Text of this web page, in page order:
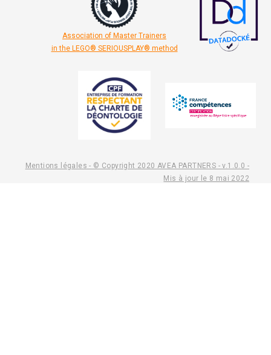
Association of Master Trainers
in the LEGO® SERIOUSPLAY® method
Mentions légales - © Copyright 2020 AVEA PARTNERS - v.1.0.0 -
Mis à jour le 8 mai 2022